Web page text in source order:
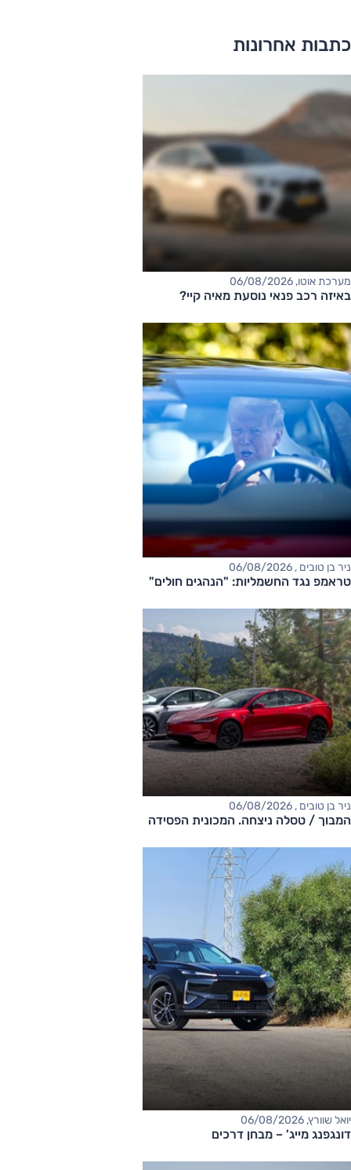
כתבות אחרונות
מערכת אוטו, 06/08/2026
באיזה רכב פנאי נוסעת מאיה קיי?
ניר בן טובים , 06/08/2026
טראמפ נגד החשמליות: "הנהגים חולים"
ניר בן טובים , 06/08/2026
המבוך / טסלה ניצחה. המכונית הפסידה
יואל שוורץ, 06/08/2026
דונגפנג מייג' – מבחן דרכים